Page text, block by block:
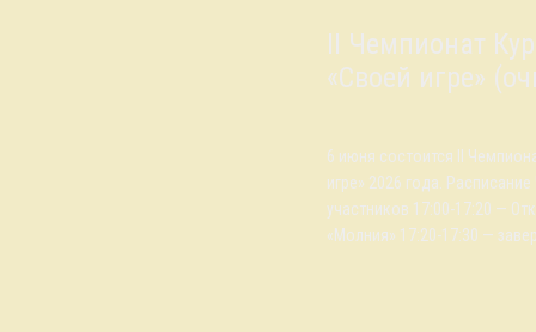
II Чемпионат
«Своей игре»
6 июня состоится II
игре» 2026 года.
участников 17:00-17:20 —
«Молния» 17:20-17:30 —